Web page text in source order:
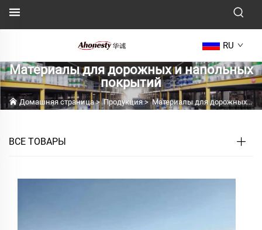
RU
Материалы для дорожных и напольных
покрытий
Домашняя страница>Продукция>Материалы для дорожных и напольных покрытий
ВСЕ ТОВАРЫ